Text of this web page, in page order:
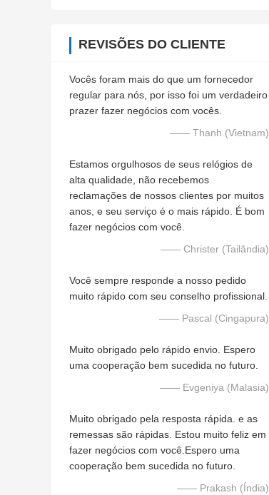
REVISÕES DO CLIENTE
Vocês foram mais do que um fornecedor
regular para nós, por isso foi um verdadeiro
prazer fazer negócios com vocês.
—— Thanh (Vietnam)
Estamos orgulhosos de seus relógios de
alta qualidade, não recebemos
reclamações de nossos clientes por muitos
anos, e seu serviço é o mais rápido. É bom
fazer negócios com você.
—— Christer (Tailândia)
Você sempre responde a nosso pedido
muito rápido com seu conselho profissional.
—— Pascal (Cingapura)
Muito obrigado pelo rápido envio. Espero
uma cooperação bem sucedida no futuro.
—— Evgeniya (Malasia)
Muito obrigado pela resposta rápida. e as
remessas são rápidas. Estou muito feliz em
fazer negócios com você.Espero uma
cooperação bem sucedida no futuro.
—— Prakash (Índia)